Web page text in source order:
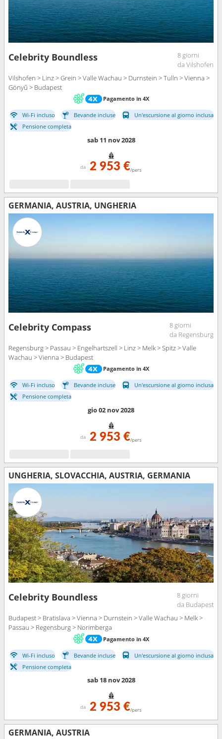
Celebrity Boundless
8 giorni
da Vilshofen
Vilshofen > Linz > Grein > Valle Wachau > Durnstein > Tulln > Vienna >
Gönyű > Budapest
Pagamento in 4X
Wi-Fi incluso Bevande incluse
Un'escursione al giorno inclusa
Pensione completa
sab 11 nov 2028
da 2 953 €/pers
GERMANIA, AUSTRIA, UNGHERIA
Celebrity Compass
8 giorni
da Regensburg
Regensburg > Passau > Engelhartszell > Linz > Melk > Spitz > Valle
Wachau > Vienna > Budapest
Pagamento in 4X
Wi-Fi incluso Bevande incluse
Un'escursione al giorno inclusa
Pensione completa
gio 02 nov 2028
da 2 953 €/pers
UNGHERIA, SLOVACCHIA, AUSTRIA, GERMANIA
Celebrity Boundless
8 giorni
da Budapest
Budapest > Bratislava > Vienna > Durnstein > Valle Wachau > Melk >
Passau > Regensburg > Norimberga
Pagamento in 4X
Wi-Fi incluso Bevande incluse
Un'escursione al giorno inclusa
Pensione completa
sab 18 nov 2028
da 2 953 €/pers
GERMANIA, AUSTRIA